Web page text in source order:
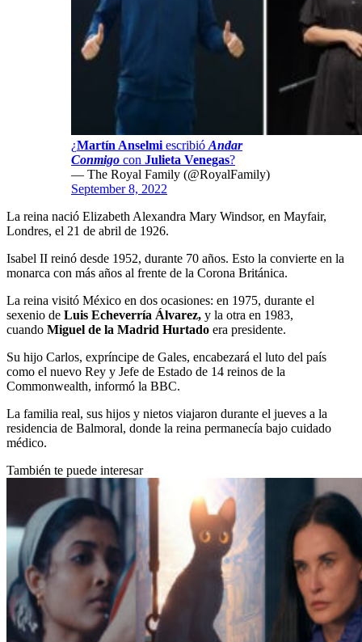
¿Martín Anselmi escribió Andar
Conmigo con Julieta Venegas?
— The Royal Family (@RoyalFamily)
September 8, 2022
La reina nació Elizabeth Alexandra Mary Windsor, en Mayfair,
Londres, el 21 de abril de 1926.
Isabel II reinó desde 1952, durante 70 años. Esto la convierte en la
monarca con más años al frente de la Corona Británica.
La reina visitó México en dos ocasiones: en 1975, durante el
sexenio de Luis Echeverría Álvarez, y la otra en 1983,
cuando Miguel de la Madrid Hurtado era presidente.
Su hijo Carlos, expríncipe de Gales, encabezará el luto del país
como el nuevo Rey y Jefe de Estado de 14 reinos de la
Commonwealth, informó la BBC.
La familia real, sus hijos y nietos viajaron durante el jueves a la
residencia de Balmoral, donde la reina permanecía bajo cuidado
médico.
También te puede interesar